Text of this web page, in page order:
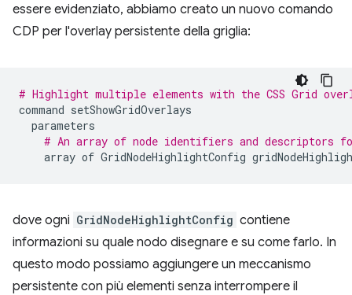
essere evidenziato, abbiamo creato un nuovo comando
CDP per l'overlay persistente della griglia:
# Highlight multiple elements with the CSS Grid
command setShowGridOverlays
parameters
# An array of node identifiers and descriptors
array of GridNodeHighlightConfig
dove ogni GridNodeHighlightConfig contiene
informazioni su quale nodo disegnare e su come farlo. In
questo modo possiamo aggiungere un meccanismo
persistente con più elementi senza interrompere il